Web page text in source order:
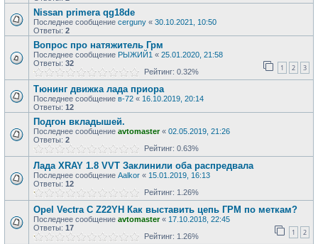
Nissan primera qg18de
Последнее сообщение cerguny « 30.10.2021, 10:50
Ответы: 2
Вопрос про натяжитель Грм
Последнее сообщение РЫЖИЙ1 « 25.01.2020, 21:58
Ответы: 32 1 2 3
Рейтинг: 0.32%
Тюнинг движка лада приора
Последнее сообщение в-72 « 16.10.2019, 20:14
Ответы: 12
Подгон вкладышей.
Последнее сообщение avtomaster« 02.05.2019, 21:26
Ответы: 2
Рейтинг: 0.63%
Лада XRAY 1.8 VVT Заклинили оба распредвала
Последнее сообщение Aalkor « 15.01.2019, 16:13
Ответы: 12
Рейтинг: 1.26%
Opel Vectra C Z22YH Как выставить цепь ГРМ по меткам?
Последнее сообщение avtomaster« 17.10.2018, 22:45
Ответы: 17 1 2
Рейтинг: 1.26%